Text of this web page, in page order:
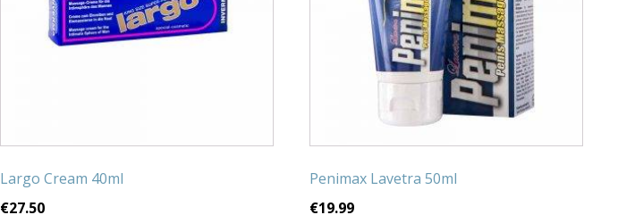
Largo Cream 40ml
€27.50
Penimax Lavetra 50ml
€19.99